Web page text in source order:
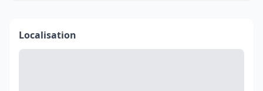
Localisation